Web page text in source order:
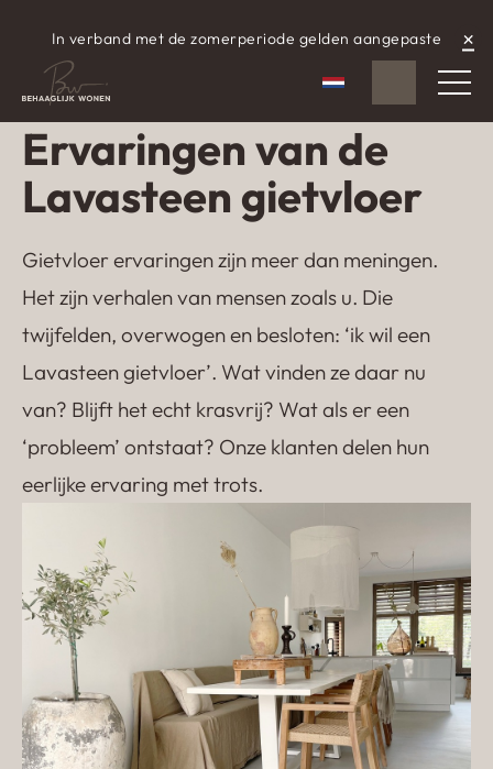
×
In verband met de zomerperiode gelden aangepaste
aangepaste openingstijden.
Nederlands
WhatsApp
Ervaringen van de
Lavasteen gietvloer
Gietvloer ervaringen zijn meer dan meningen.
Het zijn verhalen van mensen zoals u. Die
twijfelden, overwogen en besloten: ‘ik wil een
Lavasteen gietvloer’. Wat vinden ze daar nu
van? Blijft het echt krasvrij? Wat als er een
‘probleem’ ontstaat? Onze klanten delen hun
eerlijke ervaring met trots.